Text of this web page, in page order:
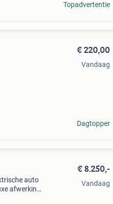
Topadvertentie
€ 220,00
Vandaag
Dagtopper
auto
afwerking
€ 8.250,-
Vandaag